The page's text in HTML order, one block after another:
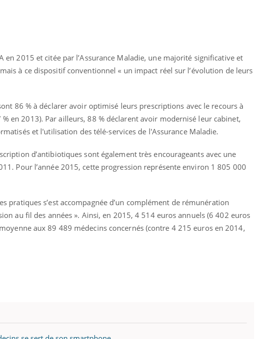
en 2015 et citée par l’Assurance Maladie, une majorité significative et
à ce dispositif conventionnel « un impact réel sur l’évolution de leurs
86 % à déclarer avoir optimisé leurs prescriptions avec le recours à
en 2013). Par ailleurs, 88 % déclarent avoir modernisé leur cabinet,
et l'utilisation des télé-services de l'Assurance Maladie.
d’antibiotiques sont également très encourageants avec une
Pour l’année 2015, cette progression représente environ 1 805 000
pratiques s’est accompagnée d’un complément de rémunération
au fil des années ». Ainsi, en 2015, 4 514 euros annuels (6 402 euros
aux 89 489 médecins concernés (contre 4 215 euros en 2014,